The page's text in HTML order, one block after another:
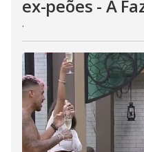
ex-peões - A
.